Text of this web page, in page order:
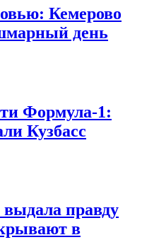
Кемерово
день
Формула-1:
Кузбасс
выдала правду
в